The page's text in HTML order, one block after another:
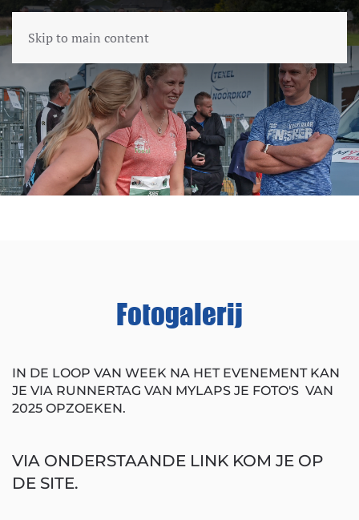
Skip to main content
Fotogalerij
IN DE LOOP VAN WEEK NA HET EVENEMENT KAN
JE VIA RUNNERTAG VAN MYLAPS JE FOTO'S VAN
2025 OPZOEKEN.
VIA ONDERSTAANDE LINK KOM JE OP
DE SITE.